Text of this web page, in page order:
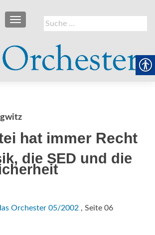
Suche
nach:
SCHALTE NAVIGATION
hat immer Recht
die SED und die
Orchester 05/2002 , Seite 06